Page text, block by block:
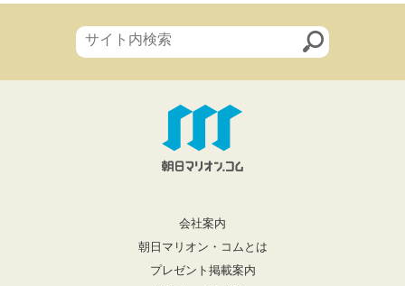
会社案内
朝日マリオン・コムとは
プレゼント掲載案内